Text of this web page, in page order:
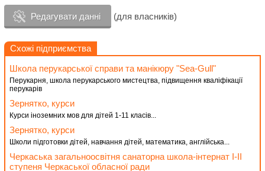
Редагувати данні (для власників)
Схожі підприємства
Школа перукарської справи та манікюру "Sea-Gull"
Перукарня, школа перукарського мистецтва, підвищення кваліфікації
перукарів
Зернятко, курси
Курси іноземних мов для дітей 1-11 класів...
Зернятко, курси
Школи підготовки дітей, навчання дітей, математика, англійська...
Черкаська загальноосвітня санаторна школа-інтернат І-ІІ
ступеня Черкаської обласної ради